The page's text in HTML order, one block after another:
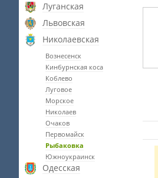
Луганская
Львовская
Николаевская
Вознесенск
Кинбурнская коса
Коблево
Луговое
Морское
Николаев
Очаков
Первомайск
Рыбаковка
Южноукраинск
Одесская